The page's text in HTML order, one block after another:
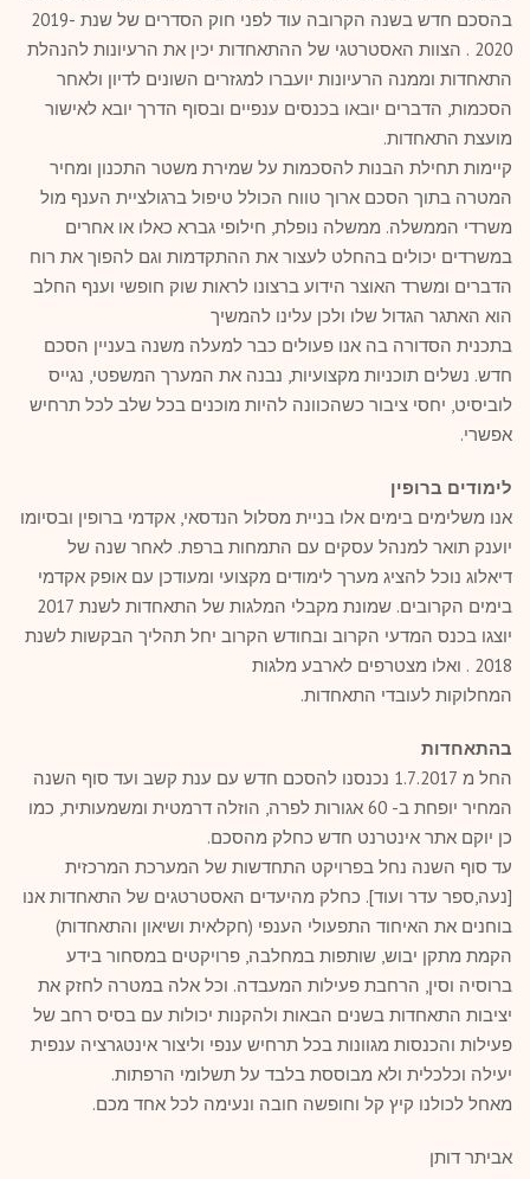
בהסכם חדש בשנה הקרובה עוד לפני חוק הסדרים של שנת 2019-
2020 . הצוות האסטרטגי של ההתאחדות יכין את הרעיונות להנהלת
התאחדות וממנה הרעיונות יועברו למגזרים השונים לדיון ולאחר
הסכמות, הדברים יובאו בכנסים ענפיים ובסוף הדרך יובא לאישור
מועצת התאחדות.
קיימות תחילת הבנות להסכמות על שמירת משטר התכנון ומחיר
המטרה בתוך הסכם ארוך טווח הכולל טיפול ברגולציית הענף מול
משרדי הממשלה. ממשלה נופלת, חילופי גברא כאלו או אחרים
במשרדים יכולים בהחלט לעצור את ההתקדמות וגם להפוך את רוח
הדברים ומשרד האוצר הידוע ברצונו לראות שוק חופשי וענף החלב
הוא האתגר הגדול שלו ולכן עלינו להמשיך
בתכנית הסדורה בה אנו פעולים כבר למעלה משנה בעניין הסכם
חדש. נשלים תוכניות מקצועיות, נבנה את המערך המשפטי, נגייס
לוביסיט, יחסי ציבור כשהכוונה להיות מוכנים בכל שלב לכל תרחיש
אפשרי.
לימודים ברופין
אנו משלימים בימים אלו בניית מסלול הנדסאי, אקדמי ברופין ובסיומו
יוענק תואר למנהל עסקים עם התמחות ברפת. לאחר שנה של
דיאלוג נוכל להציג מערך לימודים מקצועי ומעודכן עם אופק אקדמי
בימים הקרובים. שמונת מקבלי המלגות של התאחדות לשנת 2017
יוצגו בכנס המדעי הקרוב ובחודש הקרוב יחל תהליך הבקשות לשנת
2018 . ואלו מצטרפים לארבע מלגות
המחלוקות לעובדי התאחדות.
בהתאחדות
החל מ 1.7.2017 נכנסנו להסכם חדש עם ענת קשב ועד סוף השנה
המחיר יופחת ב- 60 אגורות לפרה, הוזלה דרמטית ומשמעותית, כמו
כן יוקם אתר אינטרנט חדש כחלק מהסכם.
עד סוף השנה נחל בפרויקט התחדשות של המערכת המרכזית
[נעה,ספר עדר ועוד]. כחלק מהיעדים האסטרטגים של התאחדות אנו
בוחנים את האיחוד התפעולי הענפי (חקלאית ושיאון והתאחדות)
הקמת מתקן יבוש, שותפות במחלבה, פרויקטים במסחור בידע
ברוסיה וסין, הרחבת פעילות המעבדה. וכל אלה במטרה לחזק את
יציבות התאחדות בשנים הבאות ולהקנות יכולות עם בסיס רחב של
פעילות והכנסות מגוונות בכל תרחיש ענפי וליצור אינטגרציה ענפית
יעילה וכלכלית ולא מבוססת בלבד על תשלומי הרפתות.
מאחל לכולנו קיץ קל וחופשה חובה ונעימה לכל אחד מכם.
אביתר דותן